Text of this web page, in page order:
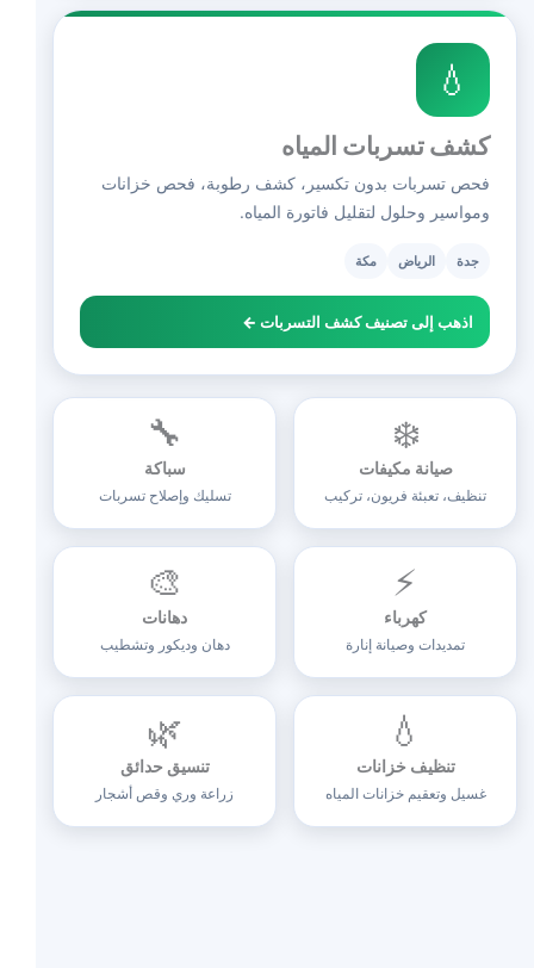
💧
كشف تسربات المياه
فحص تسربات بدون تكسير، كشف رطوبة، فحص خزانات
ومواسير وحلول لتقليل فاتورة المياه.
جدة الرياض مكة
اذهب إلى تصنيف كشف التسربات ←
❄️
صيانة مكيفات
تنظيف، تعبئة فريون، تركيب
🔧
سباكة
تسليك وإصلاح تسربات
⚡
كهرباء
تمديدات وصيانة إنارة
🎨
دهانات
دهان وديكور وتشطيب
💧
تنظيف خزانات
غسيل وتعقيم خزانات المياه
🌿
تنسيق حدائق
زراعة وري وقص أشجار